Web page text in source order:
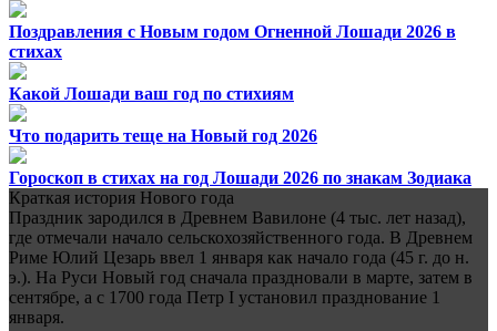
Поздравления с Новым годом Огненной Лошади 2026 в
стихах
Какой Лошади ваш год по стихиям
Что подарить теще на Новый год 2026
Гороскоп в стихах на год Лошади 2026 по знакам Зодиака
Краткая история Нового года
Праздник зародился в Древнем Вавилоне (4 тыс. лет назад),
где отмечали начало сельскохозяйственного года. В Древнем
Риме Юлий Цезарь ввел 1 января как начало года (45 г. до н.
э.). На Руси Новый год сначала праздновали в марте, затем в
сентябре, а с 1700 года Петр I установил празднование 1
января.